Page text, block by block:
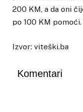
200 KM, a da oni
po 100 KM pomoći.
Izvor: viteški.ba
Komentari